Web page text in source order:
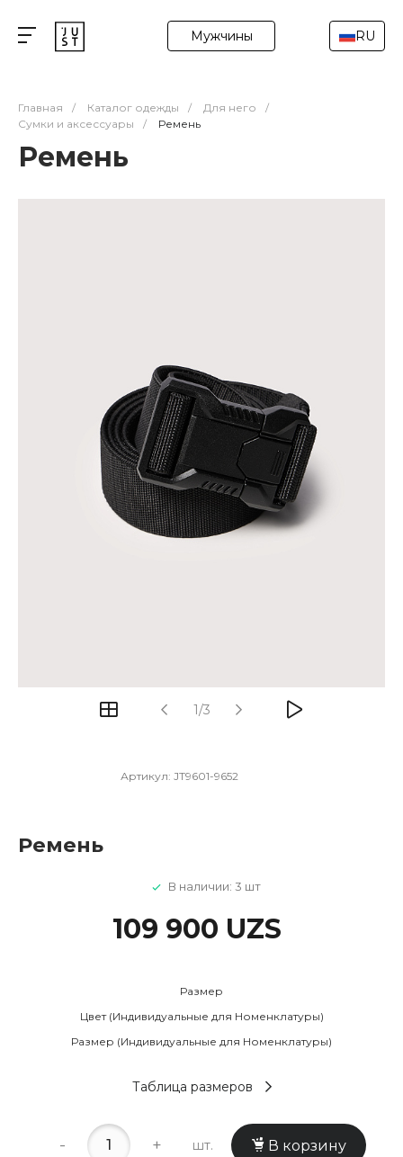
Мужчины RU
Главная / Каталог одежды / Для него
/
Сумки и аксессуары
/ Ремень
Ремень
1/3
Артикул: JT9601-9652
Ремень
В наличии: 3 шт
109 900 UZS
Размер
Цвет (Индивидуальные для Номенклатуры)
Размер (Индивидуальные для Номенклатуры)
Таблица размеров
- + шт. В корзину